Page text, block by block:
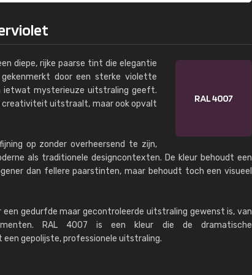
diepe, rijke paarse tint die elegantie
door een sterke violette
ietwat mysterieuze uitstraling geeft.
creativiteit uitstraalt, maar ook opvalt
op zonder overheersend te zijn,
als traditionele designcontexten. De kleur behoudt een
dan fellere paarstinten, maar behoudt toch een visueel
gedurfde maar gecontroleerde uitstraling gewenst is, van
RAL 4007 is een kleur die de dramatische
gepolijste, professionele uitstraling.